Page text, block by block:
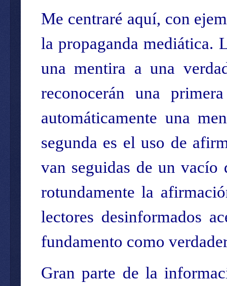
Me centraré aquí, con
la propaganda mediática.
una mentira a una
reconocerán una
automáticamente una
segunda es el uso de
van seguidas de un vacío
rotundamente la
lectores desinformados
fundamento como
Gran parte de la